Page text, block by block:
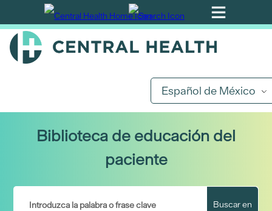
Ir
al
contenido
Español de México
Biblioteca de educación del
paciente
Buscar en